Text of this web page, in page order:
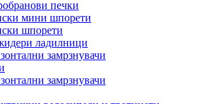
печки
мини шпорети
шпорети
ладилници
замрзнувачи
замрзнувачи